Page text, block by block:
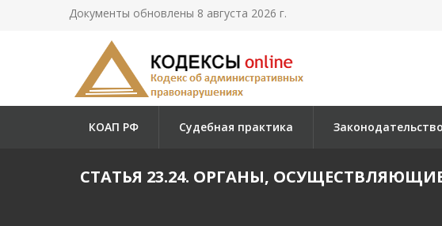
Документы обновлены 8 августа 2026 г.
КОАП РФ Судебная практика Законодательство
СТАТЬЯ 23.24. ОРГАНЫ,